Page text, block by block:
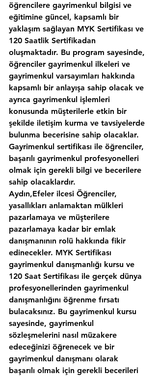
öğrencilere gayrimenkul bilgisi ve
eğitimine güncel, kapsamlı bir
yaklaşım sağlayan MYK Sertifikası ve
120 Saatlik Sertifikadan
oluşmaktadır. Bu program sayesinde,
öğrenciler gayrimenkul ilkeleri ve
gayrimenkul varsayımları hakkında
kapsamlı bir anlayışa sahip olacak ve
ayrıca gayrimenkul işlemleri
konusunda müşterilerle etkin bir
şekilde iletişim kurma ve tavsiyelerde
bulunma becerisine sahip olacaklar.
Gayrimenkul sertifikası ile öğrenciler,
başarılı gayrimenkul profesyonelleri
olmak için gerekli bilgi ve becerilere
sahip olacaklardır.
Aydın,Efeler ilcesi Öğrenciler,
yasallıkları anlamaktan mülkleri
pazarlamaya ve müşterilere
pazarlamaya kadar bir emlak
danışmanının rolü hakkında fikir
edinecekler. MYK Sertifikası
gayrimenkul danışmanlığı kursu ve
120 Saat Sertifikası ile gerçek dünya
profesyonellerinden gayrimenkul
danışmanlığını öğrenme fırsatı
bulacaksınız. Bu gayrimenkul kursu
sayesinde, gayrimenkul
sözleşmelerini nasıl müzakere
edeceğinizi öğrenecek ve bir
gayrimenkul danışmanı olarak
başarılı olmak için gerekli becerileri